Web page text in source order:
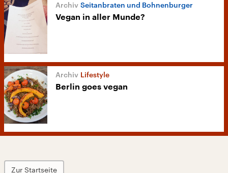
Seitanbraten und Bohnenburger
Vegan in aller Munde?
Lifestyle
Berlin goes vegan
Zur Startseite